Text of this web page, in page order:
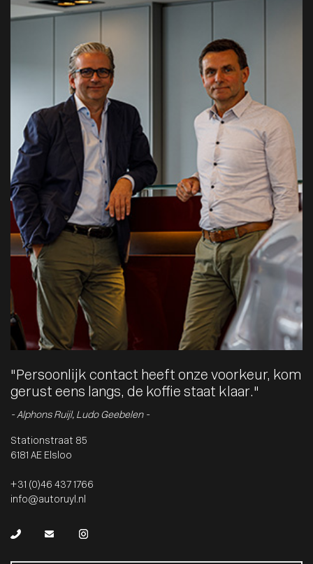
"Persoonlijk contact heeft onze voorkeur, kom
gerust eens langs, de koffie staat klaar."
- Alphons Ruijl, Ludo Geebelen -
Stationstraat 85
6181 AE Elsloo
+31 (0)46 437 1766
info@autoruyl.nl